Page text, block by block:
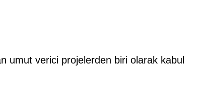
umut verici projelerden biri olarak kabul